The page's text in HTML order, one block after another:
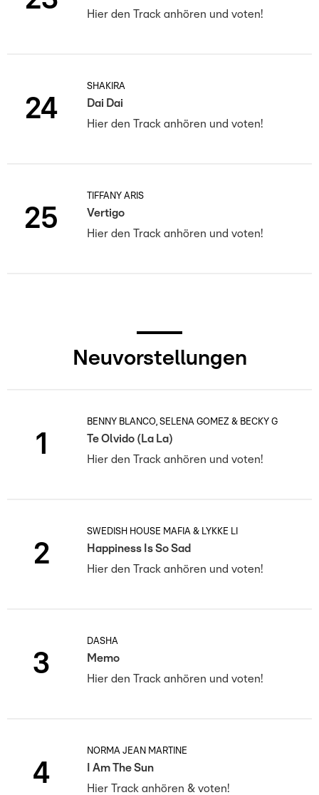
Hier den Track anhören und voten!
24
SHAKIRA
Dai Dai
Hier den Track anhören und voten!
25
TIFFANY ARIS
Vertigo
Hier den Track anhören und voten!
Neuvorstellungen
1
BENNY BLANCO, SELENA GOMEZ & BECKY G
Te Olvido (La La)
Hier den Track anhören und voten!
2
SWEDISH HOUSE MAFIA & LYKKE LI
Happiness Is So Sad
Hier den Track anhören und voten!
3
DASHA
Memo
Hier den Track anhören und voten!
4
NORMA JEAN MARTINE
I Am The Sun
Hier Track anhören & voten!